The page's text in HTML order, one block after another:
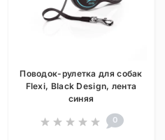
Поводок-рулетка для собак
Flexi, Black Design, лента
синяя
0